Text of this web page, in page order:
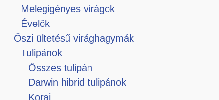
Melegigényes virágok
Évelők
Őszi ültetésű virághagymák
Tulipánok
Összes tulipán
Darwin hibrid tulipánok
Korai